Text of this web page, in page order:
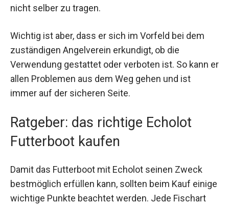
nicht selber zu tragen.
Wichtig ist aber, dass er sich im Vorfeld bei dem
zuständigen Angelverein erkundigt, ob die
Verwendung gestattet oder verboten ist. So kann er
allen Problemen aus dem Weg gehen und ist
immer auf der sicheren Seite.
Ratgeber: das richtige Echolot
Futterboot kaufen
Damit das Futterboot mit Echolot seinen Zweck
bestmöglich erfüllen kann, sollten beim Kauf einige
wichtige Punkte beachtet werden. Jede Fischart